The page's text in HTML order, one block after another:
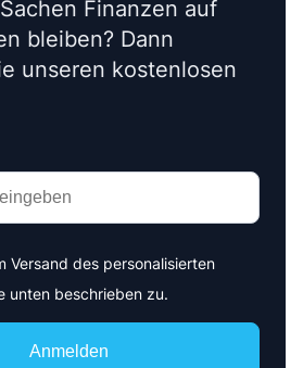
Finanzen auf
bleiben? Dann
unseren kostenlosen
Anmelden
Versand des personalisierten
unten beschrieben zu.